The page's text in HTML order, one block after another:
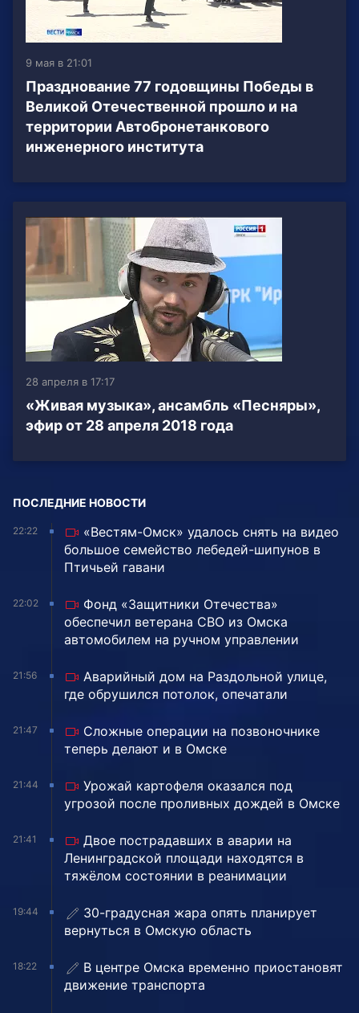
9 мая в 21:01
Празднование 77 годовщины Победы в
Великой Отечественной прошло и на
территории Автобронетанкового
инженерного института
28 апреля в 17:17
«Живая музыка», ансамбль «Песняры»,
эфир от 28 апреля 2018 года
ПОСЛЕДНИЕ НОВОСТИ
22:22
«Вестям-Омск» удалось снять на видео
большое семейство лебедей-шипунов в
Птичьей гавани
22:02
Фонд «Защитники Отечества»
обеспечил ветерана СВО из Омска
автомобилем на ручном управлении
21:56
Аварийный дом на Раздольной улице,
где обрушился потолок, опечатали
21:47
Сложные операции на позвоночнике
теперь делают и в Омске
21:44
Урожай картофеля оказался под
угрозой после проливных дождей в Омске
21:41
Двое пострадавших в аварии на
Ленинградской площади находятся в
тяжёлом состоянии в реанимации
19:44
30-градусная жара опять планирует
вернуться в Омскую область
18:22
В центре Омска временно приостановят
движение транспорта